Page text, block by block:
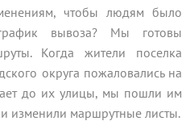
чтобы людям было
вывоза? Мы готовы
Когда жители поселка
округа пожаловались на
до их улицы, мы пошли им
и изменили маршрутные листы.